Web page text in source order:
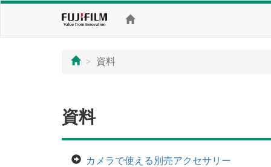
資料
資料
カメラで使える別売アクセサリー